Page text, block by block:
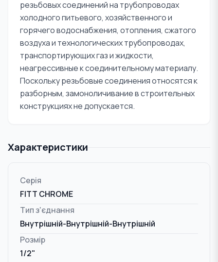
резьбовых соединений на трубопроводах
холодного питьевого, хозяйственного и
горячего водоснабжения, отопления, сжатого
воздуха и технологических трубопроводах,
транспортирующих газ и жидкости,
неагрессивные к соединительному материалу.
Поскольку резьбовые соединения относятся к
разборным, замоноличивание в строительных
конструкциях не допускается.
Характеристики
Серія
FITT CHROME
Тип з'єднання
Внутрішній-Внутрішній-Внутрішній
Розмір
1/2"